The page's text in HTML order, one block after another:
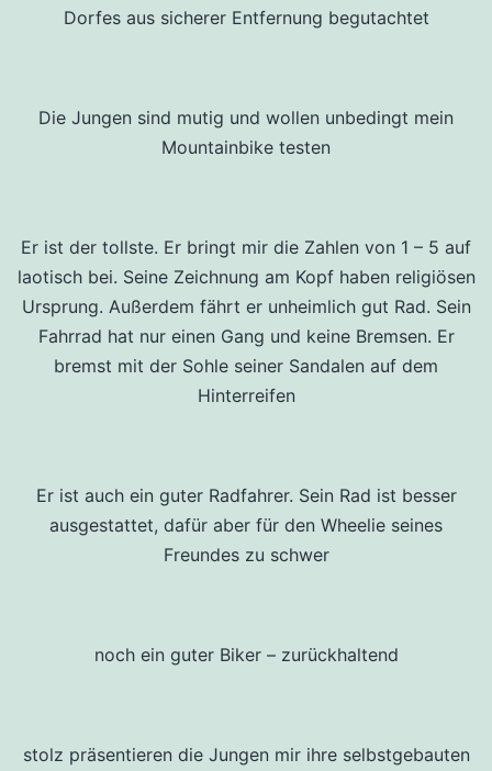
Dorfes aus sicherer Entfernung begutachtet
Die Jungen sind mutig und wollen unbedingt mein
Mountainbike testen
Er ist der tollste. Er bringt mir die Zahlen von 1 – 5 auf
laotisch bei. Seine Zeichnung am Kopf haben religiösen
Ursprung. Außerdem fährt er unheimlich gut Rad. Sein
Fahrrad hat nur einen Gang und keine Bremsen. Er
bremst mit der Sohle seiner Sandalen auf dem
Hinterreifen
Er ist auch ein guter Radfahrer. Sein Rad ist besser
ausgestattet, dafür aber für den Wheelie seines
Freundes zu schwer
noch ein guter Biker – zurückhaltend
stolz präsentieren die Jungen mir ihre selbstgebauten